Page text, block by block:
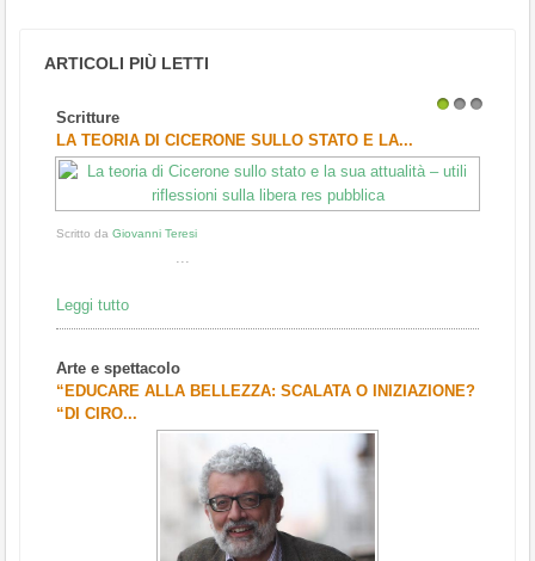
ARTICOLI PIÙ LETTI
Scritture
LA TEORIA DI CICERONE SULLO STATO E LA...
Scritto da Giovanni Teresi
...
Leggi tutto
Arte e spettacolo
“EDUCARE ALLA BELLEZZA: SCALATA O INIZIAZIONE?
“DI CIRO...